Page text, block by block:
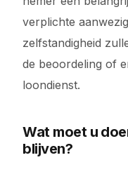
verplichte
zelfstandigheid
de beoordeling of
loondienst.
Wat moet u
blijven?